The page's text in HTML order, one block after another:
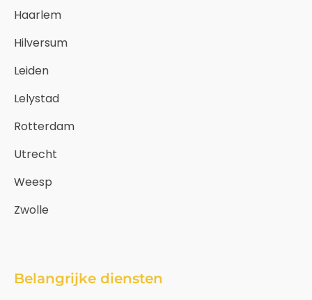
Haarlem
Hilversum
Leiden
Lelystad
Rotterdam
Utrecht
Weesp
Zwolle
Belangrijke diensten